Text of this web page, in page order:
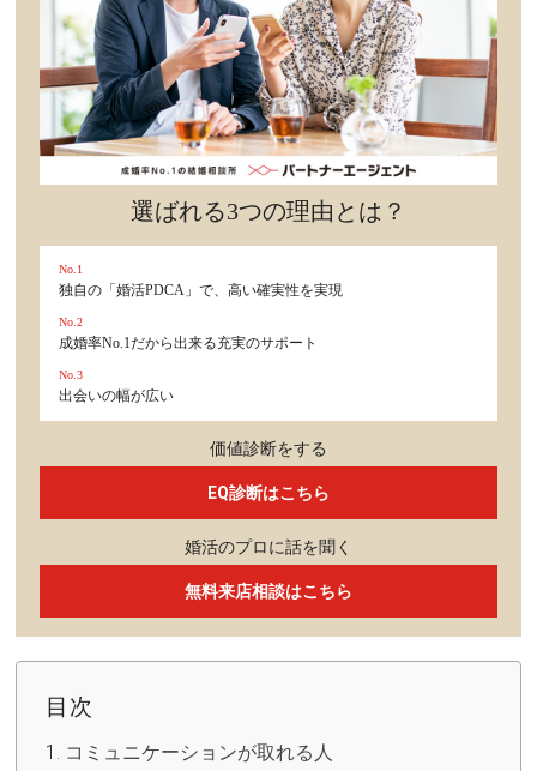
驚き
選ばれる3つの理由とは？
No.1
独自の「婚活PDCA」で、高い確実性を実現
No.2
成婚率No.1だから出来る充実のサポート
No.3
出会いの幅が広い
価値診断をする
EQ診断はこちら
婚活のプロに話を聞く
無料来店相談はこちら
目次
コミュニケーションが取れる人